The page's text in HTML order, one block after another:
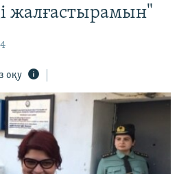
жалғастырамын"
оқу